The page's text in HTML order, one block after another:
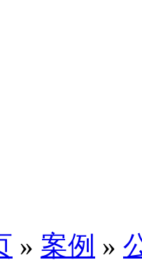
» 案例 »